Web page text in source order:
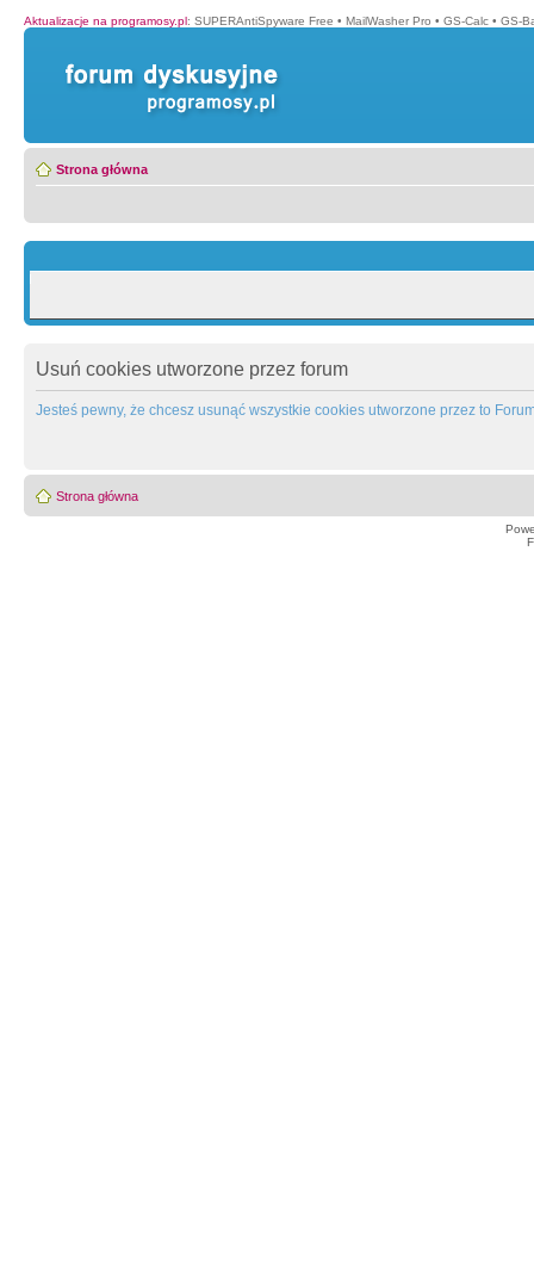
Aktualizacje na programosy.pl: SUPERAntiSpyware Free • MailWasher Pro • GS-Calc • GS-
Strona główna
Usuń cookies utworzone przez forum
Jesteś pewny, że chcesz usunąć wszystkie cookies utworzone przez to
Strona główna